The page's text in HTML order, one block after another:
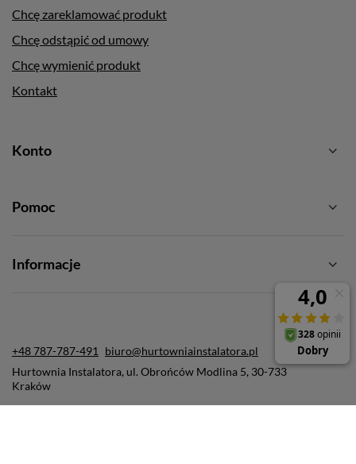
Chcę zareklamować produkt
Chcę odstąpić od umowy
Chcę wymienić produkt
Kontakt
Konto
Pomoc
Informacje
+48 787-787-491 biuro@hurtowniainstalatora.pl
Hurtownia Instalatora, ul. Obrońców Modlina 5, 30-733
Kraków